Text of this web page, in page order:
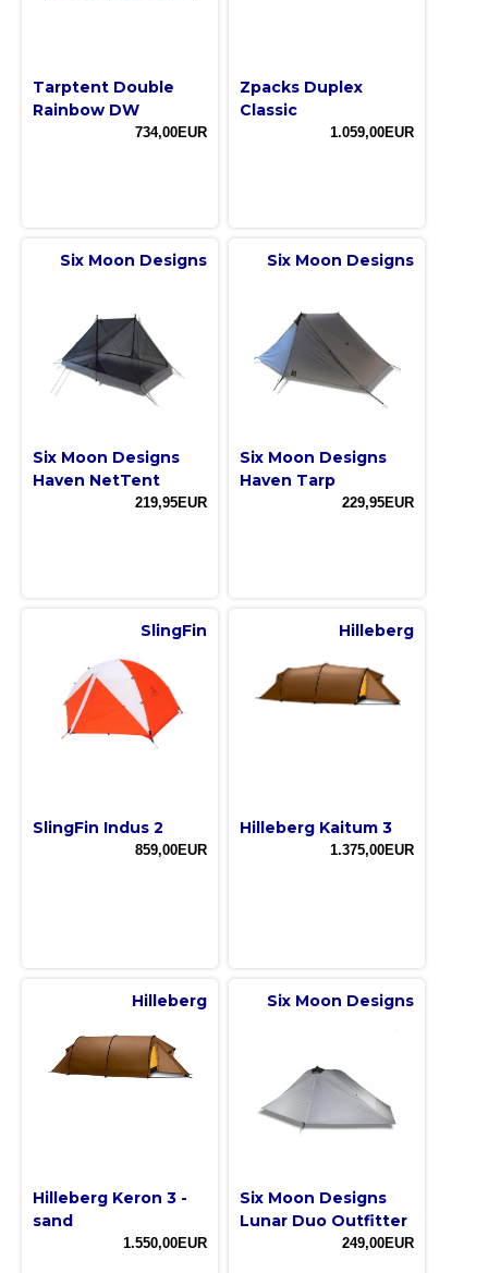
Tarptent Double
Rainbow DW
734,00EUR
Zpacks Duplex
Classic
1.059,00EUR
Six Moon Designs
Six Moon Designs
Haven NetTent
219,95EUR
Six Moon Designs
Six Moon Designs
Haven Tarp
229,95EUR
SlingFin
SlingFin Indus 2
859,00EUR
Hilleberg
Hilleberg Kaitum 3
1.375,00EUR
Hilleberg
Hilleberg Keron 3 -
sand
1.550,00EUR
Six Moon Designs
Six Moon Designs
Lunar Duo Outfitter
249,00EUR